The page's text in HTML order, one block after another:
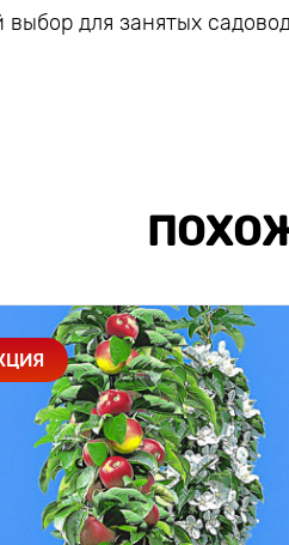
для занятых